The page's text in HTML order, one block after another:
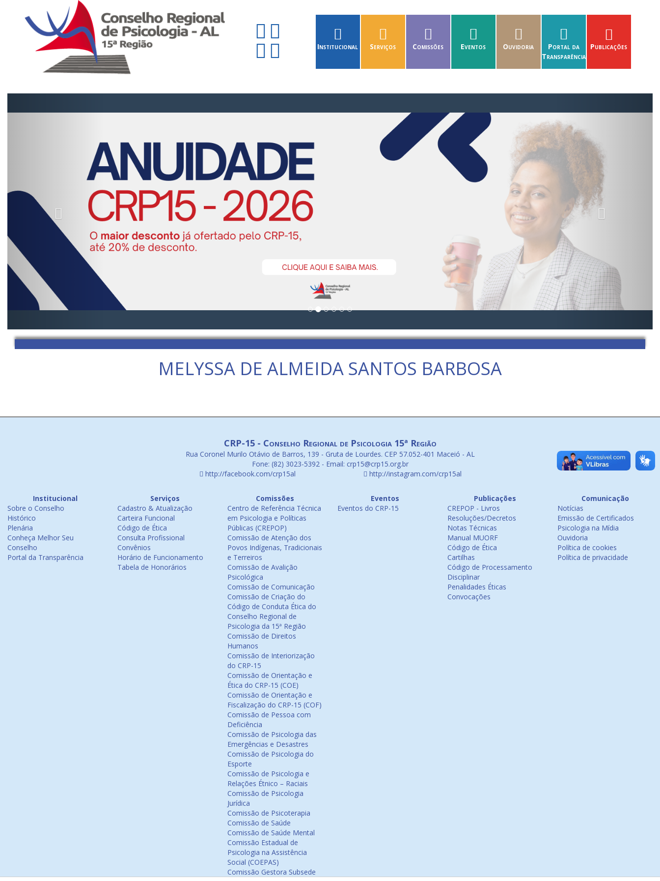
Institucional Serviços Comissões Eventos Ouvidoria
Portal da
Transparência
Publicações
MELYSSA DE ALMEIDA SANTOS BARBOSA
CRP-15 - Conselho Regional de Psicologia 15ª Região
Rua Coronel Murilo Otávio de Barros, 139 - Gruta de Lourdes. CEP 57.052-401 Maceió - AL
Fone: (82) 3023-5392 - Email: crp15@crp15.org.br
http://facebook.com/crp15al
http://instagram.com/crp15al
Institucional
Sobre o Conselho
Histórico
Plenária
Conheça Melhor Seu
Conselho
Portal da Transparência
Serviços
Cadastro & Atualização
Carteira Funcional
Código de Ética
Consulta Profissional
Convênios
Horário de Funcionamento
Tabela de Honorários
Comissões
Centro de Referência Técnica
em Psicologia e Políticas
Públicas (CREPOP)
Comissão de Atenção dos
Povos Indígenas, Tradicionais
e Terreiros
Comissão de Avalição
Psicológica
Comissão de Comunicação
Comissão de Criação do
Código de Conduta Ética do
Conselho Regional de
Psicologia da 15ª Região
Comissão de Direitos
Humanos
Comissão de Interiorização
do CRP-15
Comissão de Orientação e
Ética do CRP-15 (COE)
Comissão de Orientação e
Fiscalização do CRP-15 (COF)
Comissão de Pessoa com
Deficiência
Comissão de Psicologia das
Emergências e Desastres
Comissão de Psicologia do
Esporte
Comissão de Psicologia e
Relações Étnico – Raciais
Comissão de Psicologia
Jurídica
Comissão de Psicoterapia
Comissão de Saúde
Comissão de Saúde Mental
Comissão Estadual de
Psicologia na Assistência
Social (COEPAS)
Comissão Gestora Subsede
Eventos
Eventos do CRP-15
Publicações
CREPOP - Livros
Resoluções/Decretos
Notas Técnicas
Manual MUORF
Código de Ética
Cartilhas
Código de Processamento
Disciplinar
Penalidades Éticas
Convocações
Comunicação
Notícias
Emissão de Certificados
Psicologia na Mídia
Ouvidoria
Política de cookies
Política de privacidade